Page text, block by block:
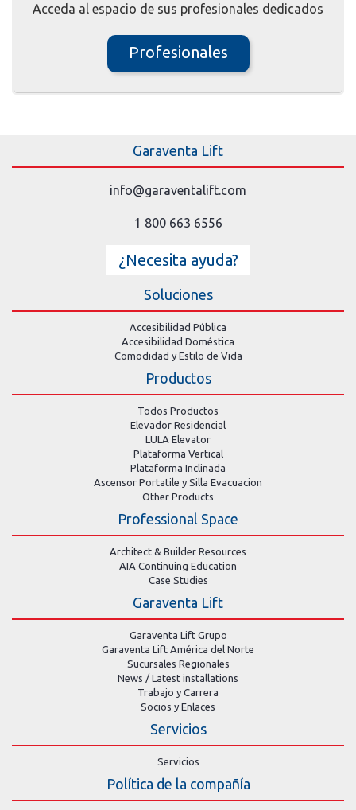
Acceda al espacio de sus profesionales dedicados
Profesionales
Garaventa Lift
info@garaventalift.com
1 800 663 6556
¿Necesita ayuda?
Soluciones
Accesibilidad Pública
Accesibilidad Doméstica
Comodidad y Estilo de Vida
Productos
Todos Productos
Elevador Residencial
LULA Elevator
Plataforma Vertical
Plataforma Inclinada
Ascensor Portatile y Silla Evacuacion
Other Products
Professional Space
Architect & Builder Resources
AIA Continuing Education
Case Studies
Garaventa Lift
Garaventa Lift Grupo
Garaventa Lift América del Norte
Sucursales Regionales
News / Latest installations
Trabajo y Carrera
Socios y Enlaces
Servicios
Servicios
Política de la compañía